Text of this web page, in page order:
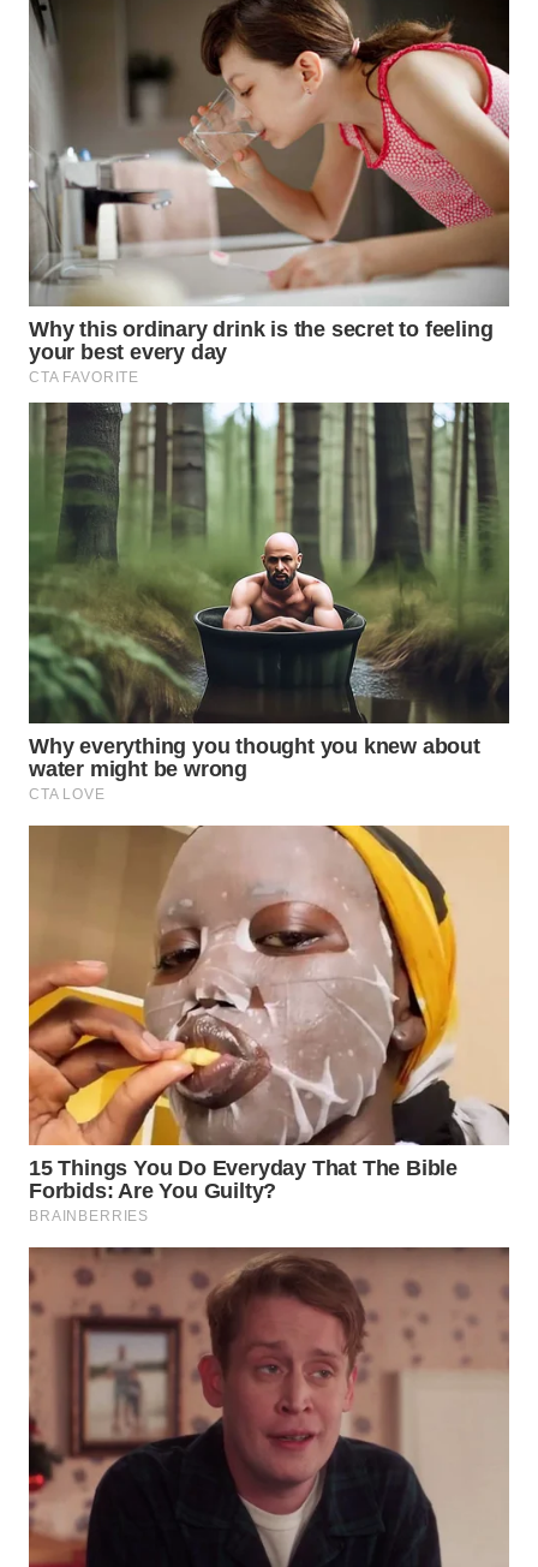
MALUKU
WN
DAIRI
WN
DANAU
TOBA
WN
NIAS
WN
LANGKAT
WN
TAPANULI
SELATAN
WN
TANJUNG
WN
KARO
WN
LABUHANBATU
WN
TAPANULI
TENGAH
WN DELI
SERDANG
WN
TEBING
TINGGI
WN
WN
KARAWANG
WN